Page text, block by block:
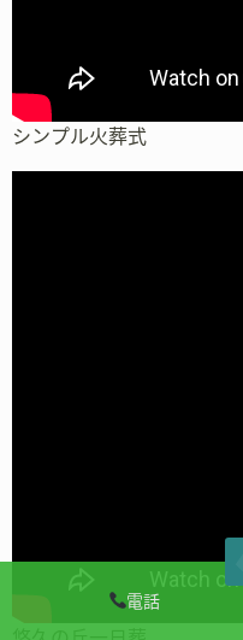
電話
シンプル火葬式